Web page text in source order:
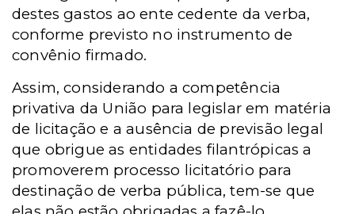
destes gastos ao ente cedente da verba,
conforme previsto no instrumento de
convênio firmado.
Assim, considerando a competência
privativa da União para legislar em matéria
de licitação e a ausência de previsão legal
que obrigue as entidades filantrópicas a
promoverem processo licitatório para
destinação de verba pública, tem-se que